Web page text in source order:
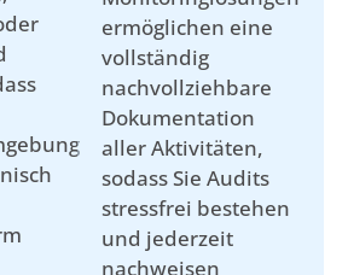
ermöglichen eine
vollständig
nachvollziehbare
Dokumentation
aller Aktivitäten,
sodass Sie Audits
stressfrei bestehen
und jederzeit
nachweisen